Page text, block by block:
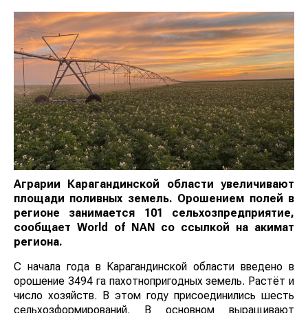
Аграрии Карагандинской области увеличивают
площади поливных земель. Орошением полей в
регионе занимается 101 сельхозпредприятие,
сообщает World of NAN со ссылкой на акимат
региона.
С начала года в Карагандинской области введено в
орошение 3494 га пахотнопригодных земель. Растёт и
число хозяйств. В этом году присоединились шесть
сельхозформирований. В основном выращивают